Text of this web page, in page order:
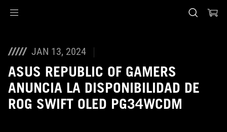
JAN 13, 2024
ASUS REPUBLIC OF GAMERS
ANUNCIA LA DISPONIBILIDAD DE
ROG SWIFT OLED PG34WCDM